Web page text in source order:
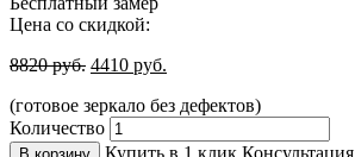
Цена со скидкой:
8820руб. 4410 руб.
(готовое зеркало без дефектов)
Количество